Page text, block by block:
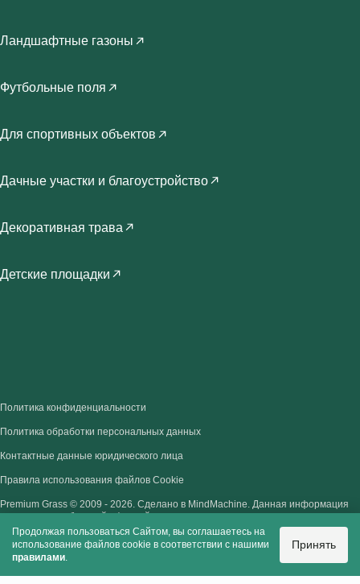
Ландшафтные газоны
Футбольные поля
Для спортивных объектов
Дачные участки и благоустройство
Декоративная трава
Детские площадки
Политика конфиденциальности
Политика обработки персональных данных
Контактные данные юридического лица
Правила использования файлов Cookie
Premium Grass © 2009 - 2026. Сделано в MindMachine. Данная информация
не является публичной офертой.
Продолжая пользоваться Сайтом, вы соглашаетесь на
использование файлов cookie в соответствии с нашими
правилами.
Принять